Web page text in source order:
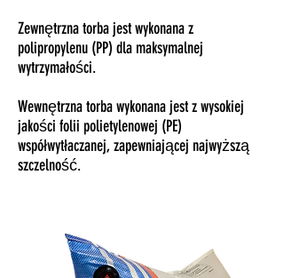
Zewnętrzna torba jest wykonana z
polipropylenu (PP) dla maksymalnej
wytrzymałości.
Wewnętrzna torba wykonana jest z wysokiej
jakości folii polietylenowej (PE)
współwytłaczanej, zapewniającej najwyższą
szczelność.